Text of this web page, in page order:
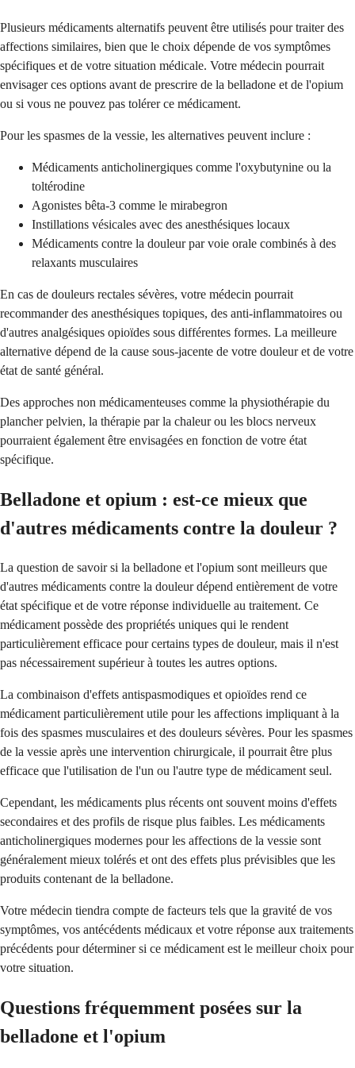
Plusieurs médicaments alternatifs peuvent être utilisés pour traiter des
affections similaires, bien que le choix dépende de vos symptômes
spécifiques et de votre situation médicale. Votre médecin pourrait
envisager ces options avant de prescrire de la belladone et de l'opium
ou si vous ne pouvez pas tolérer ce médicament.
Pour les spasmes de la vessie, les alternatives peuvent inclure :
Médicaments anticholinergiques comme l'oxybutynine ou la
toltérodine
Agonistes bêta-3 comme le mirabegron
Instillations vésicales avec des anesthésiques locaux
Médicaments contre la douleur par voie orale combinés à des
relaxants musculaires
En cas de douleurs rectales sévères, votre médecin pourrait
recommander des anesthésiques topiques, des anti-inflammatoires ou
d'autres analgésiques opioïdes sous différentes formes. La meilleure
alternative dépend de la cause sous-jacente de votre douleur et de votre
état de santé général.
Des approches non médicamenteuses comme la physiothérapie du
plancher pelvien, la thérapie par la chaleur ou les blocs nerveux
pourraient également être envisagées en fonction de votre état
spécifique.
Belladone et opium : est-ce mieux que
d'autres médicaments contre la douleur ?
La question de savoir si la belladone et l'opium sont meilleurs que
d'autres médicaments contre la douleur dépend entièrement de votre
état spécifique et de votre réponse individuelle au traitement. Ce
médicament possède des propriétés uniques qui le rendent
particulièrement efficace pour certains types de douleur, mais il n'est
pas nécessairement supérieur à toutes les autres options.
La combinaison d'effets antispasmodiques et opioïdes rend ce
médicament particulièrement utile pour les affections impliquant à la
fois des spasmes musculaires et des douleurs sévères. Pour les spasmes
de la vessie après une intervention chirurgicale, il pourrait être plus
efficace que l'utilisation de l'un ou l'autre type de médicament seul.
Cependant, les médicaments plus récents ont souvent moins d'effets
secondaires et des profils de risque plus faibles. Les médicaments
anticholinergiques modernes pour les affections de la vessie sont
généralement mieux tolérés et ont des effets plus prévisibles que les
produits contenant de la belladone.
Votre médecin tiendra compte de facteurs tels que la gravité de vos
symptômes, vos antécédents médicaux et votre réponse aux traitements
précédents pour déterminer si ce médicament est le meilleur choix pour
votre situation.
Questions fréquemment posées sur la
belladone et l'opium